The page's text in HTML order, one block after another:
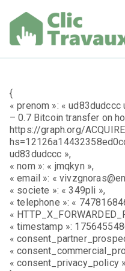
contenu
{
« prenom »: «
– 0.7 Bitcoin transfer on
https://graph.org/
ud83dudccc »,
« nom »: « jmqkyn »,
« email »: «
« societe »: « 349pli »,
« telephone »: «
«
« timestamp »:
«
«
« consent_privacy_policy